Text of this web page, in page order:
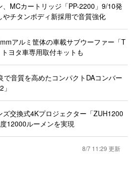
、MCカートリッジ「PP-2200」9/10発
チタンボディ新採用で音質強化
アルミ筐体の車載サブウーファー「T
ヨタ車専用取付キットも
で音質を高めたコンパクトDAコンバー
ズ交換式4Kプロジェクター「ZUH1200
12000ルーメンを実現
8/7 11:29 更新